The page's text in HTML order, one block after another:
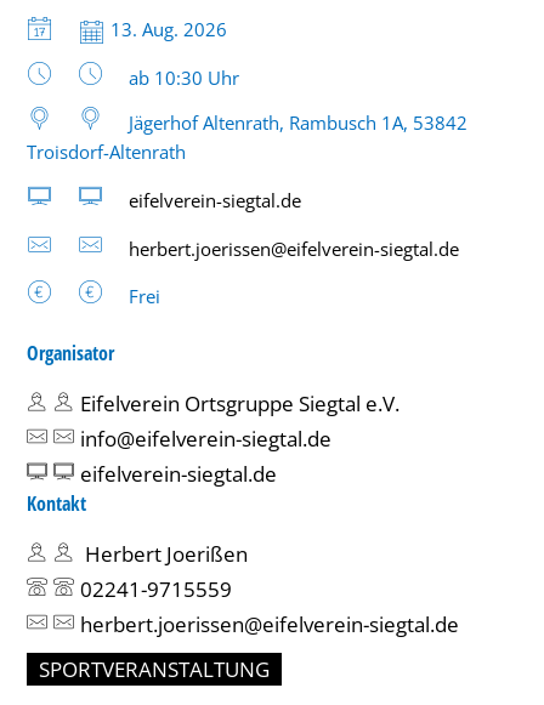
Datum:
13. Aug. 2026
Uhrzeit:
ab 10:30 Uhr
Jägerhof Altenrath, Rambusch 1A, 53842
Troisdorf-Altenrath
eifelverein-siegtal.de
herbert.joerissen@eifelverein-siegtal.de
Frei
Organisator
Eifelverein Ortsgruppe Siegtal e.V.
info@eifelverein-siegtal.de
eifelverein-siegtal.de
Kontakt
Herbert Joerißen
02241-9715559
herbert.joerissen@eifelverein-siegtal.de
SPORTVERANSTALTUNG